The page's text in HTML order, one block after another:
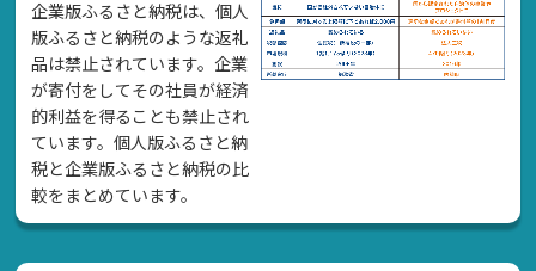
企業版ふるさと納税は、個人
版ふるさと納税のような返礼
品は禁止されています。企業
が寄付をしてその社員が経済
的利益を得ることも禁止され
ています。個人版ふるさと納
税と企業版ふるさと納税の比
較をまとめています。